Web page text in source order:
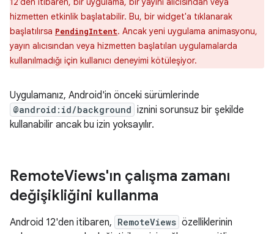
hizmetten etkinlik başlatabilir. Bu, bir widget'a tıklanarak
başlatılırsa PendingIntent. Ancak yeni uygulama animasyonu,
yayın alıcısından veya hizmetten başlatılan uygulamalarda
kullanılmadığı için kullanıcı deneyimi kötüleşiyor.
Uygulamanız, Android'in önceki sürümlerinde
@android:id/background iznini sorunsuz bir şekilde
kullanabilir ancak bu izin yoksayılır.
RemoteViews'ın çalışma zamanı
değişikliğini kullanma
Android 12'den itibaren, RemoteViews özelliklerinin